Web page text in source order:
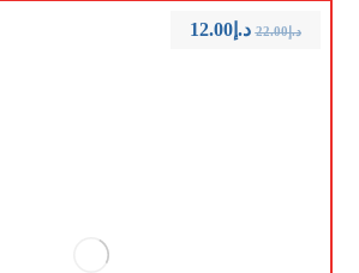
د.إ22.00 د.إ12.00